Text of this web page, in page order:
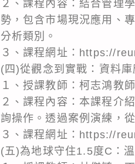
２、課程內容：結合管理
勢，包含市場現況應用、
分析類別。
３、課程網址：https://
(四)從觀念到實戰：資料庫
１、授課教師：柯志鴻教師
２、課程內容：本課程介
詢操作。透過案例演練，
３、課程網址：https://
(五)為地球守住1.5度C：